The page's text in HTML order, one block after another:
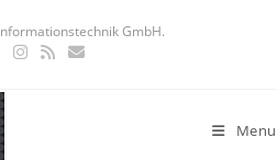
GmbH.
Menu